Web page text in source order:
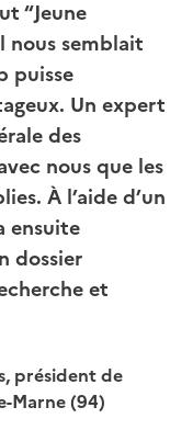
“Jeune
nous semblait
puisse
Un expert
des
nous que les
À l’aide d’un
ensuite
dossier
et
président de
Marne (94)